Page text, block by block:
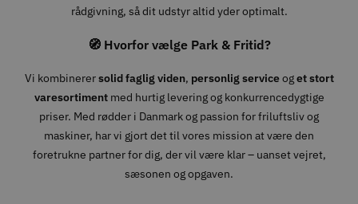
rådgivning, så dit udstyr altid yder optimalt.
🧭 Hvorfor vælge Park & Fritid?
Vi kombinerersolid faglig viden, personlig serviceoget stort
varesortimentmed hurtig levering og konkurrencedygtige
priser. Med rødder i Danmark og passion for friluftsliv og
maskiner, har vi gjort det til vores mission at være den
foretrukne partner for dig, der vil være klar – uanset vejret,
sæsonen og opgaven.